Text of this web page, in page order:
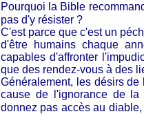
Pourquoi la Bible
pas d'y résister ?
C'est parce que c'est un
d'être humains chaque
capables d'affronter
que des rendez-vous à des
Généralement, les désirs
cause de l'ignorance de
donnez pas accès au